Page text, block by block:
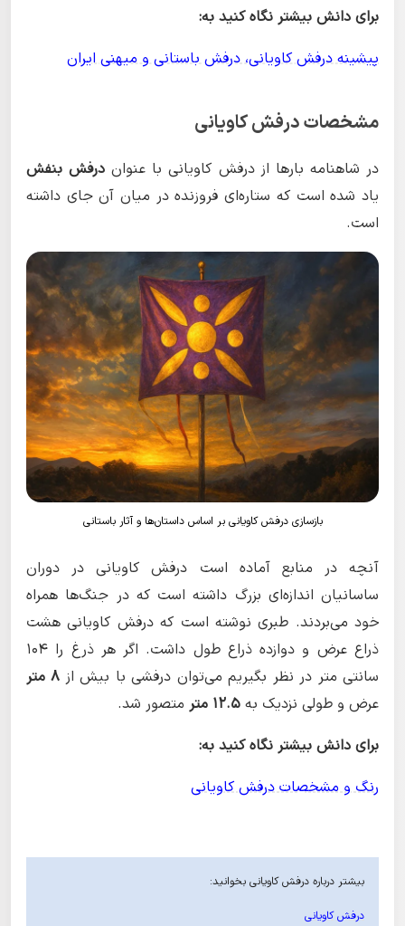
برای دانش بیشتر نگاه کنید به:
پیشینه درفش کاویانی، درفش باستانی و میهنی ایران
مشخصات درفش کاویانی
در شاهنامه بارها از درفش کاویانی با عنوان درفش بنفش
یاد شده است که ستاره‌ای فروزنده در میان آن جای داشته
است.
بازسازی درفش کاویانی بر اساس داستان‌ها و آثار باستانی
آنچه در منابع آماده است درفش کاویانی در دوران
ساسانیان اندازه‌ای بزرگ داشته است که در جنگ‌ها همراه
خود می‌بردند. طبری نوشته است که درفش کاویانی هشت
ذراع عرض و دوازده ذراع طول داشت. اگر هر ذرغ را ۱۰۴
سانتی متر در نظر بگیریم می‌توان درفشی با بیش از ۸ متر
عرض و طولی نزدیک به ۱۲.۵ متر
متصور شد.
برای دانش بیشتر نگاه کنید به:
رنگ و مشخصات درفش کاویانی
بیشتر درباره درفش کاویانی بخوانید:
درفش کاویانی